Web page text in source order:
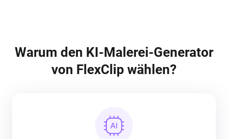
Warum den KI-Malerei-Generator
von FlexClip wählen?